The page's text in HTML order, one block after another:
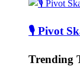
🎙️ Pivot
Trending